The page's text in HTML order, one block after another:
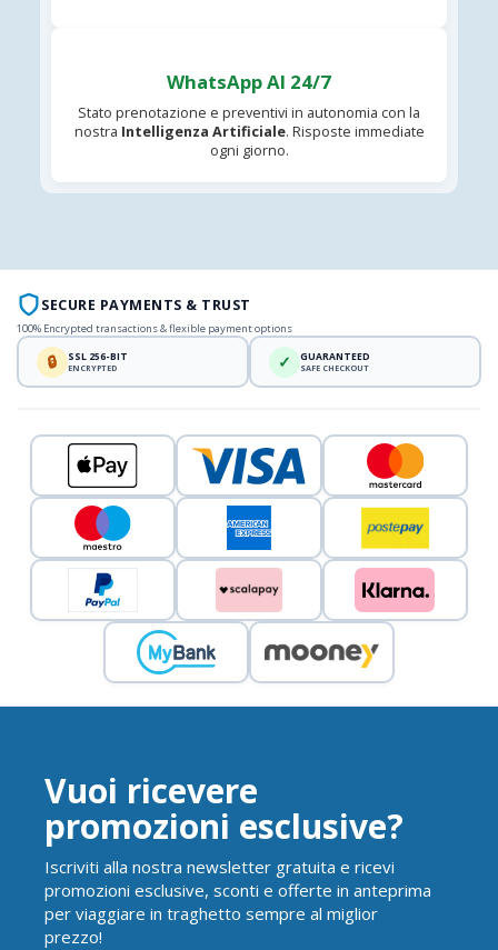
WhatsApp AI 24/7
Stato prenotazione e preventivi in autonomia con la
nostra Intelligenza Artificiale. Risposte immediate
ogni giorno.
SECURE PAYMENTS & TRUST
100% Encrypted transactions & flexible payment options
🔒 SSL 256-BIT
ENCRYPTED ✓ GUARANTEED
SAFE CHECKOUT
Vuoi ricevere
promozioni esclusive?
Iscriviti alla nostra newsletter gratuita e ricevi
promozioni esclusive, sconti e offerte in anteprima
per viaggiare in traghetto sempre al miglior
prezzo!